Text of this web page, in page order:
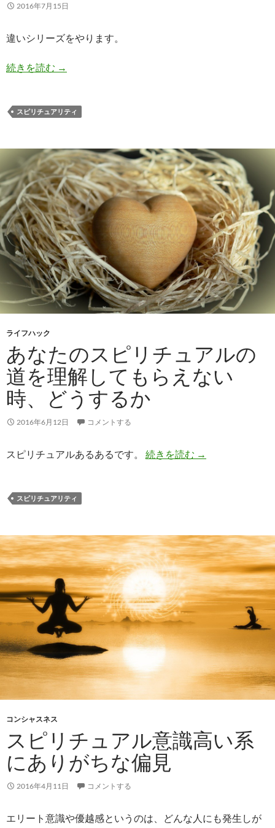
2016年7月15日
違いシリーズをやります。
続きを読む スピリチュアル／コンシャスネス／メタフィジ
→
スピリチュアリティ
ライフハック
あなたのスピリチュアルの
道を理解してもらえない
時、どうするか
2016年6月12日 コメントする
スピリチュアルあるあるです。 続きを読む あなたのスピリ
→
スピリチュアリティ
コンシャスネス
スピリチュアル意識高い系
にありがちな偏見
2016年4月11日 コメントする
エリート意識や優越感というのは、どんな人にも発生しが